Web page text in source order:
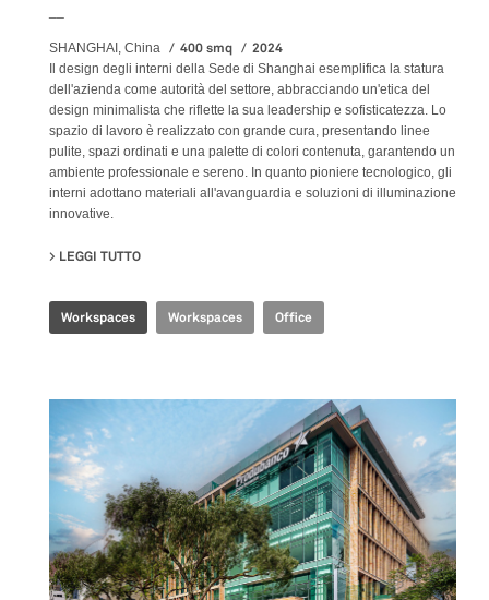
SHANGHAI, China 400 smq 2024
Il design degli interni della Sede di Shanghai esemplifica la statura
dell'azienda come autorità del settore, abbracciando un'etica del
design minimalista che riflette la sua leadership e sofisticatezza. Lo
spazio di lavoro è realizzato con grande cura, presentando linee
pulite, spazi ordinati e una palette di colori contenuta, garantendo un
ambiente professionale e sereno. In quanto pioniere tecnologico, gli
interni adottano materiali all'avanguardia e soluzioni di illuminazione
innovative.
LEGGI TUTTO
Workspaces Workspaces Office